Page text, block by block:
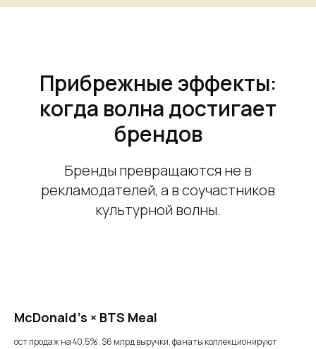
Прибрежные эффекты:
когда волна достигает
брендов
Бренды превращаются не в
рекламодателей, а в соучастников
культурной волны.
McDonald’s × BTS Meal
ост продаж на 40,5%, $6 млрд выручки, фанаты коллекционируют